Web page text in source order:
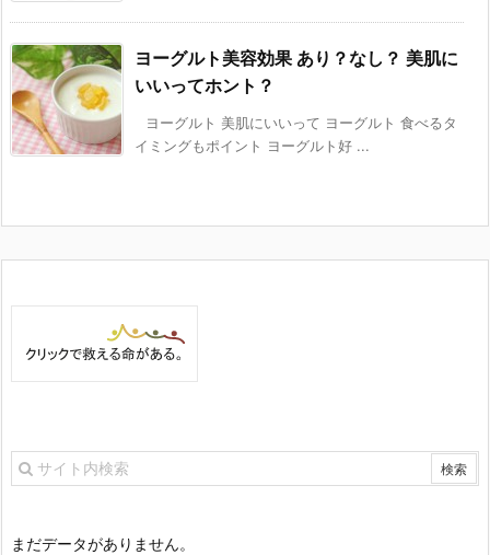
ヨーグルト美容効果 あり？なし？ 美肌に
いいってホント？
ヨーグルト 美肌にいいって ヨーグルト 食べるタ
イミングもポイント ヨーグルト好 ...
まだデータがありません。